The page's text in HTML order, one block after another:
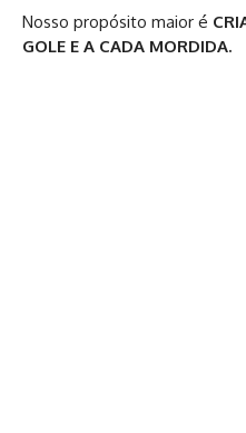
Nosso propósito maior é
GOLE E A CADA MORDIDA.